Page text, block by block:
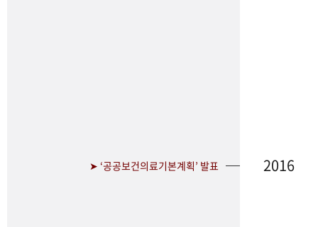
➤ ‘공공보건의료기본계획’ 발표 2016